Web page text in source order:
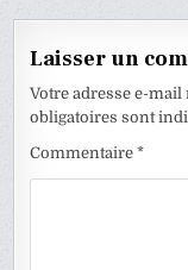
Laisser un
Votre adresse e-mail
obligatoires sont
Commentaire*